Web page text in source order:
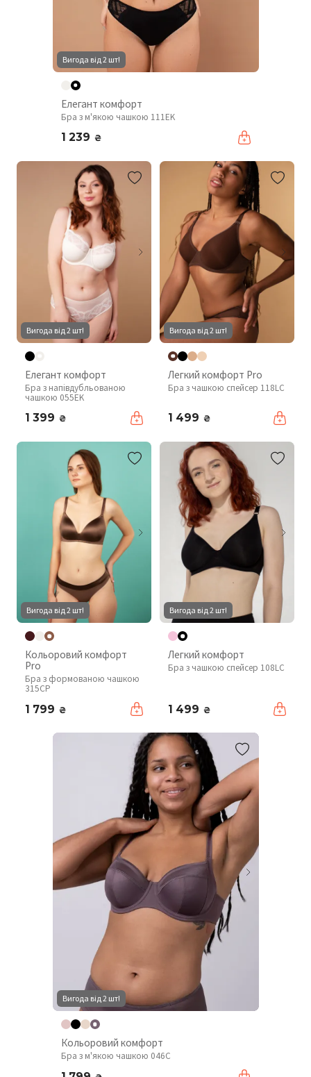
Вигода від 2 шт!
Елегант комфорт
Бра з м'якою чашкою 111EK
1 239 ₴
Вигода від 2 шт!
Елегант комфорт
Бра з напівдубльованою
чашкою 055EK
1 399 ₴
Вигода від 2 шт!
Легкий комфорт Pro
Бра з чашкою спейсер 118LC
1 499 ₴
Вигода від 2 шт!
Кольоровий комфорт
Pro
Бра з формованою чашкою
315CP
1 799 ₴
Вигода від 2 шт!
Легкий комфорт
Бра з чашкою спейсер 108LC
1 499 ₴
Вигода від 2 шт!
Кольоровий комфорт
Бра з м'якою чашкою 046C